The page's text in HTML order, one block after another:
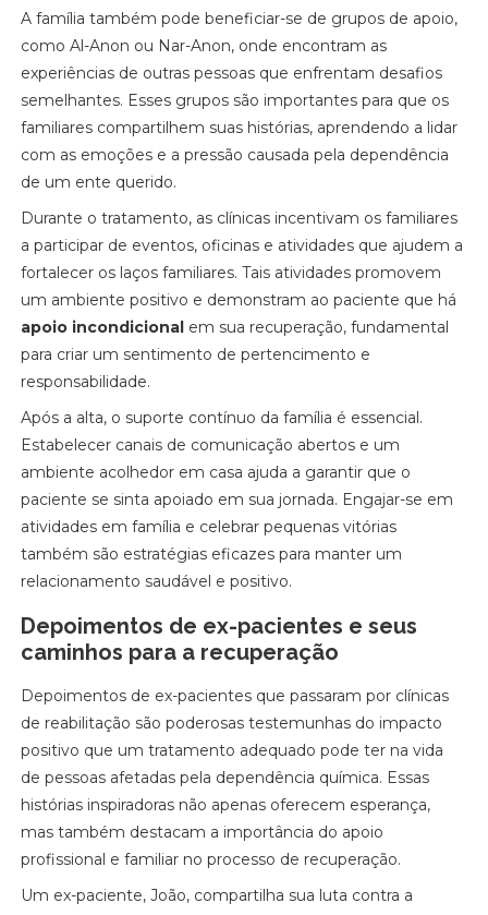
A família também pode beneficiar-se de grupos de apoio,
como Al-Anon ou Nar-Anon, onde encontram as
experiências de outras pessoas que enfrentam desafios
semelhantes. Esses grupos são importantes para que os
familiares compartilhem suas histórias, aprendendo a lidar
com as emoções e a pressão causada pela dependência
de um ente querido.
Durante o tratamento, as clínicas incentivam os familiares
a participar de eventos, oficinas e atividades que ajudem a
fortalecer os laços familiares. Tais atividades promovem
um ambiente positivo e demonstram ao paciente que há
apoio incondicional em sua recuperação, fundamental
para criar um sentimento de pertencimento e
responsabilidade.
Após a alta, o suporte contínuo da família é essencial.
Estabelecer canais de comunicação abertos e um
ambiente acolhedor em casa ajuda a garantir que o
paciente se sinta apoiado em sua jornada. Engajar-se em
atividades em família e celebrar pequenas vitórias
também são estratégias eficazes para manter um
relacionamento saudável e positivo.
Depoimentos de ex-pacientes e seus
caminhos para a recuperação
Depoimentos de ex-pacientes que passaram por clínicas
de reabilitação são poderosas testemunhas do impacto
positivo que um tratamento adequado pode ter na vida
de pessoas afetadas pela dependência química. Essas
histórias inspiradoras não apenas oferecem esperança,
mas também destacam a importância do apoio
profissional e familiar no processo de recuperação.
Um ex-paciente, João, compartilha sua luta contra a